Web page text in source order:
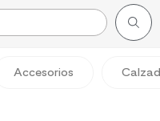
Accesorios